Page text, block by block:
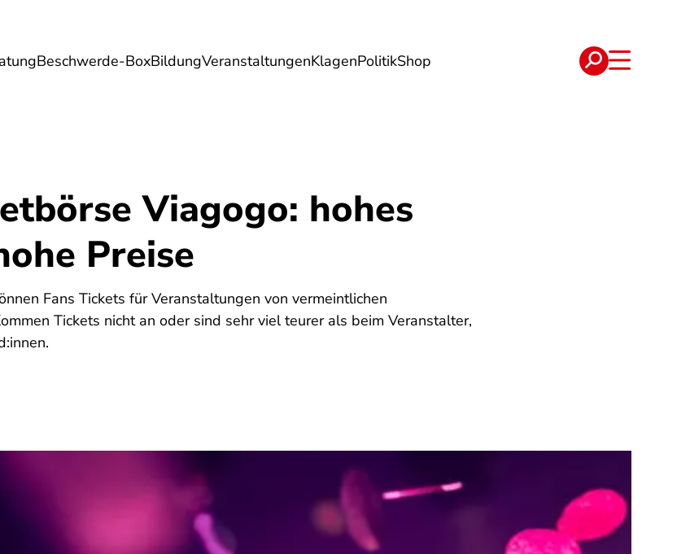
Beschwerde-BoxBildungVeranstaltungenKlagenPolitikShop
Gesundheit Energie Reise Verträge
Viagogo: hohes
Preise
Fans Tickets für Veranstaltungen von vermeintlichen
Tickets nicht an oder sind sehr viel teurer als beim Veranstalter,